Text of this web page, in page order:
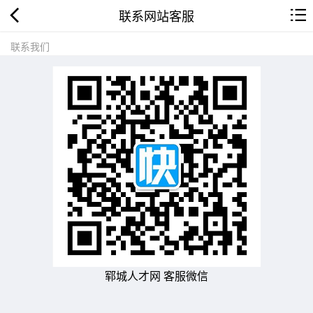
联系网站客服
联系我们
郓城人才网 客服微信